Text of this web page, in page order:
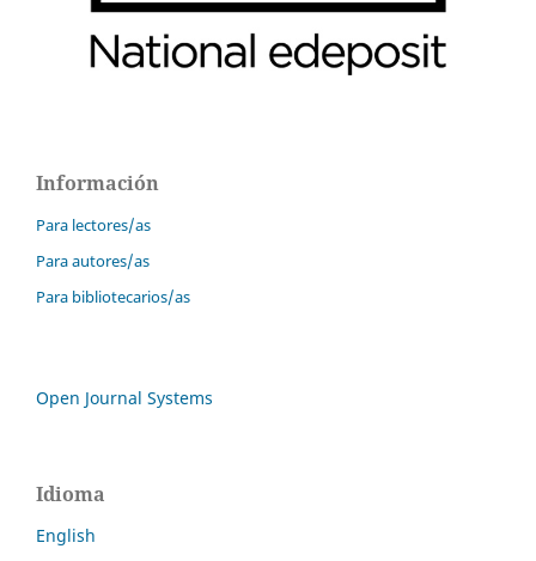
Información
Para lectores/as
Para autores/as
Para bibliotecarios/as
Open Journal Systems
Idioma
English